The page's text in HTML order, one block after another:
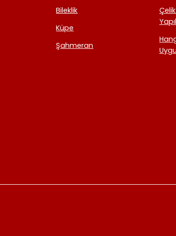
Bileklik
Küpe
Şahmeran
Çelik